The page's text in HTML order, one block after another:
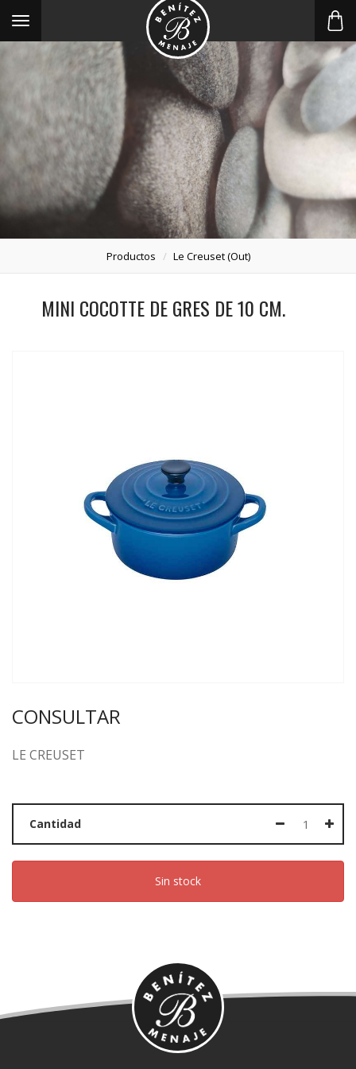
Toggle
navigation
Productos Le Creuset (out)
MINI COCOTTE DE GRES DE 10 CM.
CONSULTAR
LE CREUSET
Cantidad
Sin stock